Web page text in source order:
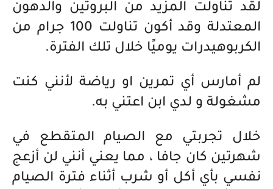
لقد تناولت المزيد من البروتين والدهون
المعتدلة وقد أكون تناولت 100 جرام من
الكربوهيدرات يوميًا خلال تلك الفترة.
لم أمارس أي تمرين او رياضة لأنني كنت
مشغولة و لدي ابن اعتني به.
خلال تجربتي مع الصيام المتقطع في
شهرتين كان جافا ، مما يعني أنني لن أزعج
نفسي بأي أكل أو شرب أثناء فترة الصيام